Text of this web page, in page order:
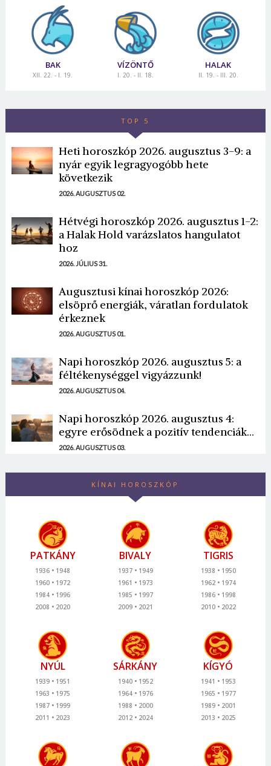
BAK
XII. 22. - I. 19.
VÍZÖNTŐ
I. 20. - II. 18.
HALAK
II. 19. - III. 20.
TOP 5
Heti horoszkóp 2026. augusztus 3-9: a
nyár egyik legragyogóbb hete
következik
2026. AUGUSZTUS 02.
Hétvégi horoszkóp 2026. augusztus 1-2:
a Halak Hold varázslatos hangulatot
hoz
2026. JÚLIUS 31.
Augusztusi kínai horoszkóp 2026:
elsöprő energiák, váratlan fordulatok
érkeznek
2026. AUGUSZTUS 01.
Napi horoszkóp 2026. augusztus 5: a
féltékenységgel vigyázzunk!
2026. AUGUSZTUS 04.
Napi horoszkóp 2026. augusztus 4:
egyre erősödnek a pozitív tendenciák...
2026. AUGUSZTUS 03.
KÍNAI HOROSZKÓP
PATKÁNY
1936
1948
1960
1972
1984
1996
2008
2020
BIVALY
1937
1949
1961
1973
1985
1997
2009
2021
TIGRIS
1938
1950
1962
1974
1986
1998
2010
2022
NYÚL
1939
1951
1963
1975
1987
1999
2011
2023
SÁRKÁNY
1940
1952
1964
1976
1988
2000
2012
2024
KÍGYÓ
1941
1953
1965
1977
1989
2001
2013
2025
Jelszó
Bejelentkezés